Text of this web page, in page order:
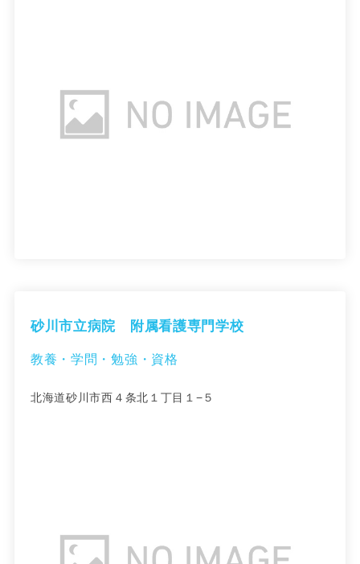
砂川市立病院 附属看護専門学校
教養・学問・勉強・資格
北海道砂川市西４条北１丁目１−５